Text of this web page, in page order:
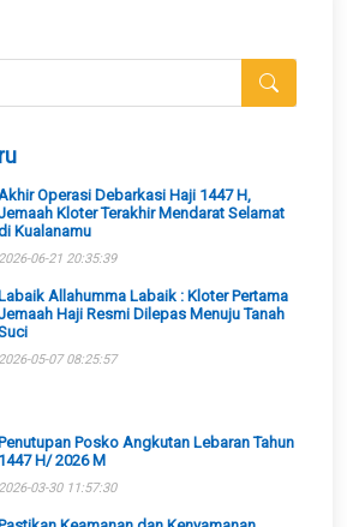
Operasi Debarkasi Haji 1447 H,
Kloter Terakhir Mendarat Selamat
Kualanamu
2026-06-21 20:35:39
Labaik Allahumma Labaik : Kloter Pertama
Haji Resmi Dilepas Menuju Tanah
2026-05-07 08:25:57
Posko Angkutan Lebaran Tahun
1447 H/ 2026 M
2026-03-30 11:57:30